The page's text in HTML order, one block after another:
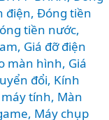
điện, Đóng tiền
tiền nước,
, Giá đỡ điện
màn hình, Giá
đổi, Kính
tính, Màn
, Máy chụp